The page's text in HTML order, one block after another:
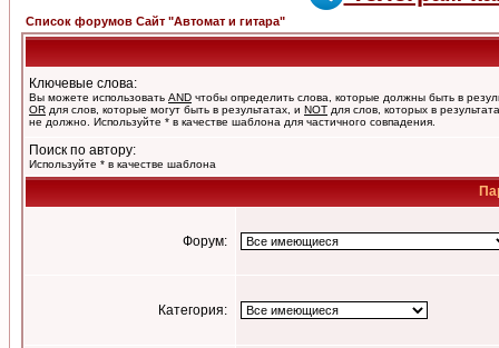
Список форумов Сайт "Автомат и гитара"
Ключевые слова:
Вы можете использовать AND чтобы определить слова, которые должны быть в
OR для слов, которые могут быть в результатах, и NOT для слов, которых в
не должно. Используйте * в качестве шаблона для частичного совпадения.
Поиск по автору:
Используйте * в качестве шаблона
Форум:
Категория: